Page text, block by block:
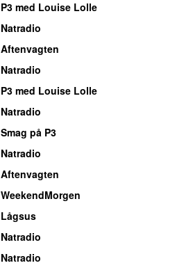
P3 med Louise Lolle
Natradio
Aftenvagten
Natradio
P3 med Louise Lolle
Natradio
Smag på P3
Natradio
Aftenvagten
WeekendMorgen
Lågsus
Natradio
Natradio